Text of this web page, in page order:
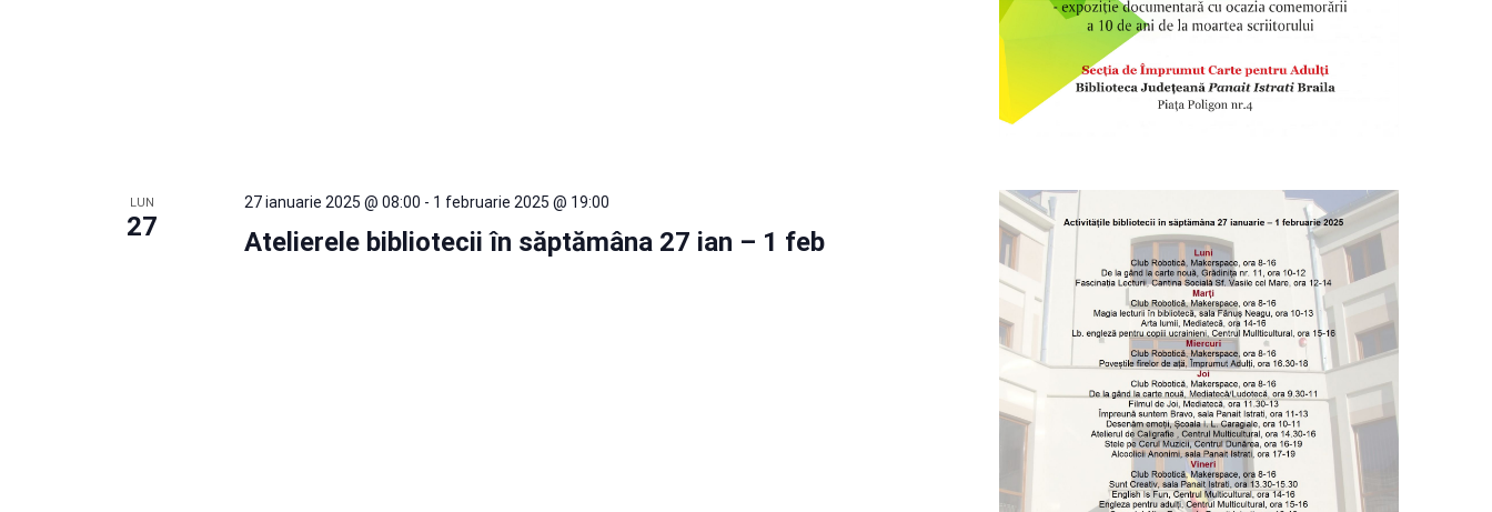
LUN
27 Atelierele bibliotecii în săptămâna 27 ian – 1 feb
27 ianuarie 2025 @ 08:00 - 1 februarie 2025 @ 19:00